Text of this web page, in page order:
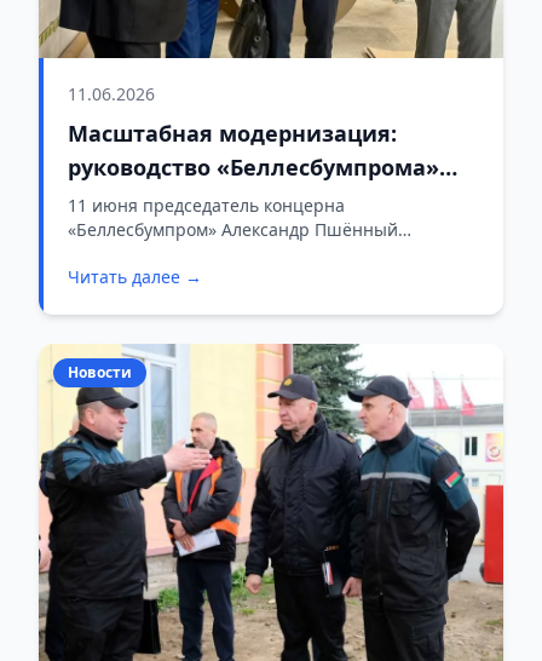
11.06.2026
Масштабная модернизация:
руководство «Беллесбумпрома»
проверило ход инвестпроектов на
Слонимщине
11 июня председатель концерна
«Беллесбумпром» Александр Пшённый
Диковицким посетили с рабочей поездкой
оказались производственные показатели,
финансовое состояние заводов и, главное,
реализация крупных инвестиционных
проектов.
Читать далее →
Новости